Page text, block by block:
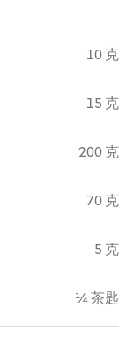
10 克
15 克
200 克
70 克
5 克
¼ 茶匙